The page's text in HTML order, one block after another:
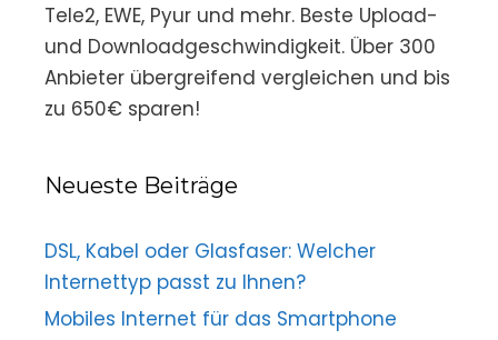
Tele2, EWE, Pyur und mehr. Beste Upload-
und Downloadgeschwindigkeit. Über 300
Anbieter übergreifend vergleichen und bis
zu 650€ sparen!
Neueste Beiträge
DSL, Kabel oder Glasfaser: Welcher
Internettyp passt zu Ihnen?
Mobiles Internet für das Smartphone